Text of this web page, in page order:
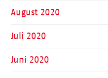
August 2020
Juli 2020
Juni 2020